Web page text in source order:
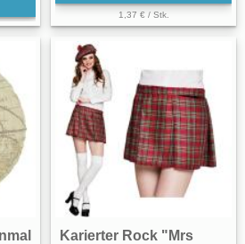
1,37 € / Stk.
Karierter Rock "Mrs